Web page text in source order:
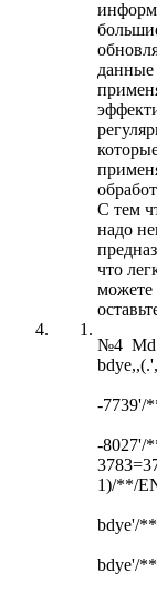
данные
С тем
надо
что
можете
№4
-7739'/
-8027'/
1)/**/
bdye'/
bdye'/